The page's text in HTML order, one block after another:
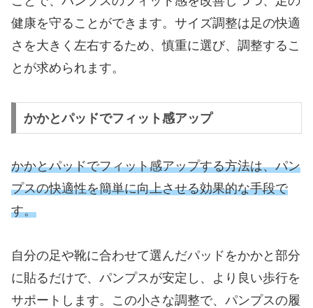
健康を守ることができます。サイズ調整は足の快適
さを大きく左右するため、慎重に選び、調整するこ
とが求められます。
かかとパッドでフィット感アップ
かかとパッドでフィット感アップする方法は、パン
プスの快適性を簡単に向上させる効果的な手段で
す。
自分の足や靴に合わせて選んだパッドをかかと部分
に貼るだけで、パンプスが安定し、より良い歩行を
サポートします。この小さな調整で、パンプスの履